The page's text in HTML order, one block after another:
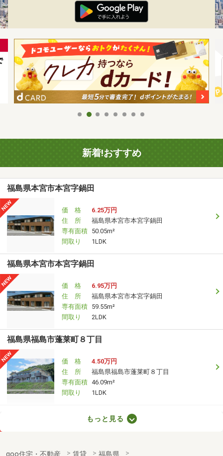
新着!おすすめ
福島県本宮市本宮字鍋田
価 格
6.25万円
住 所
福島県本宮市本宮字鍋田
専有面積 50.05m²
間取り
1LDK
福島県本宮市本宮字鍋田
価 格
6.95万円
住 所
福島県本宮市本宮字鍋田
専有面積 59.55m²
間取り
2LDK
福島県福島市蓬莱町８丁目
価 格
4.50万円
住 所
福島県福島市蓬莱町８丁目
専有面積 46.09m²
間取り
1LDK
福島県伊達市保原町字赤橋もっと見る
goo住宅・不動産 賃貸
福島県